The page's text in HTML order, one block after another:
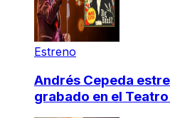
Estreno
Andrés Cepeda
grabado en el